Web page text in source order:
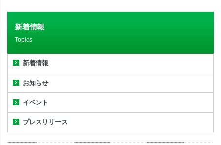
新着情報
Topics
新着情報
お知らせ
イベント
プレスリリース